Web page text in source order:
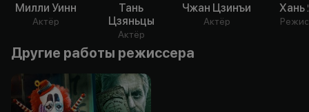
Милли Уинн
Актёр
Тань
Цзяньцы
Актёр
Чжан Цзинъи
Актёр
Хань
Другие работы режиссера